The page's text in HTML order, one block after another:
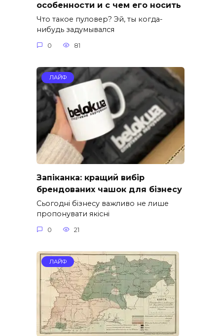
особенности и с чем его носить
Что такое пуловер? Эй, ты когда-
нибудь задумывался
0 81
ЛАЙФ
Запіканка: кращий вибір
брендованих чашок для бізнесу
Сьогодні бізнесу важливо не лише
пропонувати якісні
0 21
ЛАЙФ